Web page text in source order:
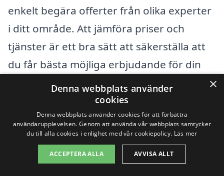
enkelt begära offerter från olika experter
i ditt område. Att jämföra priser och
tjänster är ett bra sätt att säkerställa att
du får bästa möjliga erbjudande för din
besiktning. Genom att noggrant överväga
ovanstående faktorer kan du få en klarare
bild av vad som påverkar priset på
husbesiktning, och därmed ta ett
välinformerat beslut.
×
Denna webbplats använder
cookies
Denna webbplats använder cookies för att förbättra
användarupplevelsen. Genom att använda vår webbplats samtycker
du till alla cookies i enlighet med vår cookiepolicy. Läs mer
ACCEPTERA ALLA AVVISA ALLT